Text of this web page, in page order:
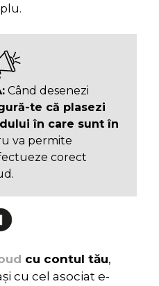
Când desenezi
te că plasezi
în care sunt în
va permite
corect
cu contul tău,
cu cel asociat e-